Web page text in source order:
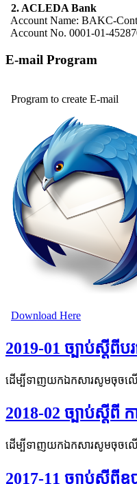
2. ACLEDA Bank
Account Name: BAKC-
Account No. 0001-01-
E-mail Program
Program to create E-mail
Download Here
2019-01​ ច្បាប់ស្ដីពីប
ដើម្បីទាញយកឯកសារសូមចុចលើ
2018-02 ច្បាប់ស្តីពី
ដើម្បីទាញយកឯកសារសូមចុចលើ
2017-11 ច្បាប់ស្តីពី